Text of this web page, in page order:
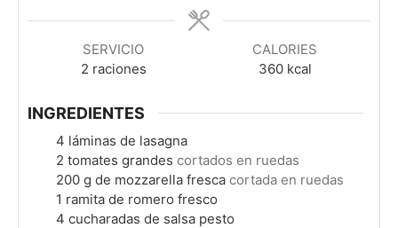
SERVICIO
2 raciones
CALORIES
360 kcal
INGREDIENTES
4 láminas de lasagna
2 tomates grandes cortados en ruedas
200 g de mozzarella fresca cortada en ruedas
1 ramita de romero fresco
4 cucharadas de salsa pesto